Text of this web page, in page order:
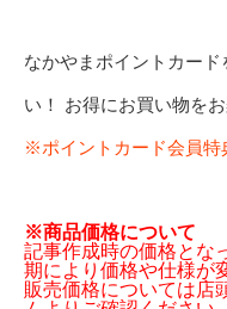
なかやまポイントカー
い！ お得にお買い物を
※ポイントカード会員特
※商品価格について
記事作成時の価格とな
期により価格や仕様が
販売価格については店